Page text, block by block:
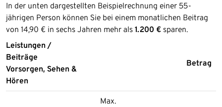
In der unten dargestellten Beispielrechnung einer 55-
jährigen Person können Sie bei einem monatlichen Beitrag
von 14,90 € in sechs Jahren mehr als 1.200 € sparen.
Leistungen /
Beiträge
Vorsorgen, Sehen &
Hören
Betrag
Max.